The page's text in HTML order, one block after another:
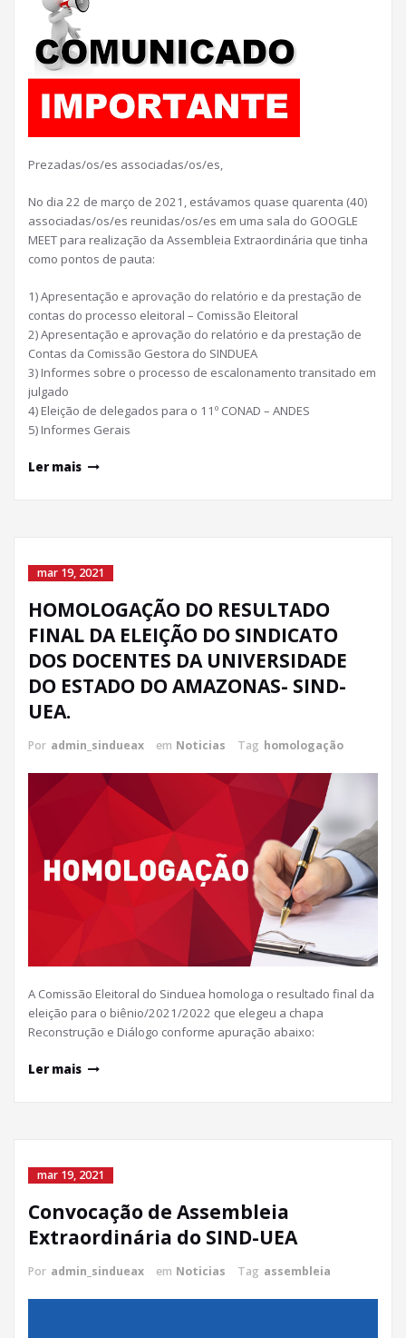
Prezadas/os/es associadas/os/es,
No dia 22 de março de 2021, estávamos quase quarenta (40)
associadas/os/es reunidas/os/es em uma sala do GOOGLE
MEET para realização da Assembleia Extraordinária que tinha
como pontos de pauta:
1) Apresentação e aprovação do relatório e da prestação de
contas do processo eleitoral – Comissão Eleitoral
2) Apresentação e aprovação do relatório e da prestação de
Contas da Comissão Gestora do SINDUEA
3) Informes sobre o processo de escalonamento transitado em
julgado
4) Eleição de delegados para o 11º CONAD – ANDES
5) Informes Gerais
Ler mais
mar 19, 2021
HOMOLOGAÇÃO DO RESULTADO
FINAL DA ELEIÇÃO DO SINDICATO
DOS DOCENTES DA UNIVERSIDADE
DO ESTADO DO AMAZONAS- SIND-
UEA.
Por admin_sindueax em Noticias Tag homologação
A Comissão Eleitoral do Sinduea homologa o resultado final da
eleição para o biênio/2021/2022 que elegeu a chapa
Reconstrução e Diálogo conforme apuração abaixo:
Ler mais
mar 19, 2021
Convocação de Assembleia
Extraordinária do SIND-UEA
Por admin_sindueax em Noticias Tag assembleia